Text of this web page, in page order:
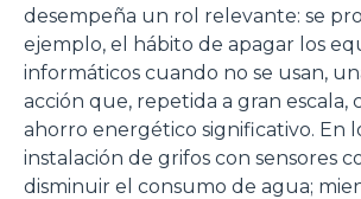
desempeña un rol relevante: se
ejemplo, el hábito de apagar los
informáticos cuando no se usan,
acción que, repetida a gran escala,
ahorro energético significativo. En
instalación de grifos con sensores
disminuir el consumo de agua;